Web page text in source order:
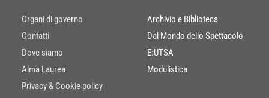
Organi di governo
Contatti
Dove siamo
Alma Laurea
Privacy & Cookie policy
Archivio e Biblioteca
Dal Mondo dello Spettacolo
E:UTSA
Modulistica